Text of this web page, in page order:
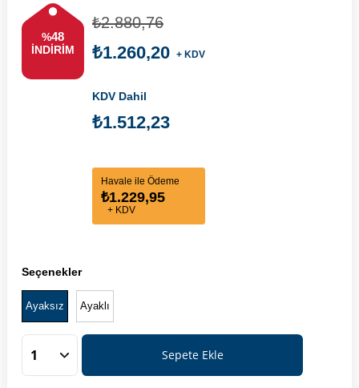
%48
İNDIRIM
₺2.880,76
₺1.260,20 + KDV
KDV Dahil
₺1.512,23
Havale ile Ödeme
₺1.229,95
+ KDV
Seçenekler
Ayaksız Ayaklı